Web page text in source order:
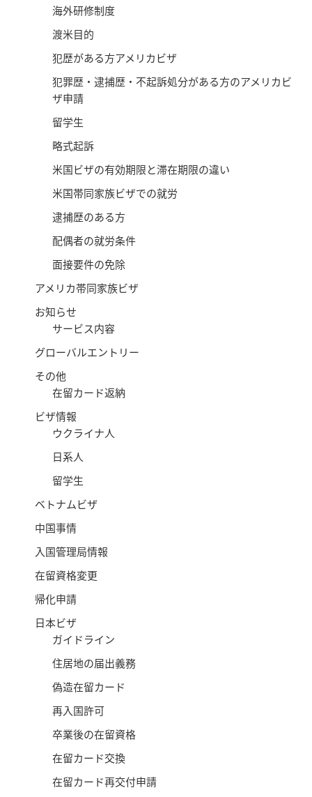
海外研修制度
渡米目的
犯歴がある方アメリカビザ
犯罪歴・逮捕歴・不起訴処分がある方のアメリカビ
ザ申請
留学生
略式起訴
米国ビザの有効期限と滞在期限の違い
米国帯同家族ビザでの就労
逮捕歴のある方
配偶者の就労条件
面接要件の免除
アメリカ帯同家族ビザ
お知らせ
サービス内容
グローバルエントリー
その他
在留カード返納
ビザ情報
ウクライナ人
日系人
留学生
ベトナムビザ
中国事情
入国管理局情報
在留資格変更
帰化申請
日本ビザ
ガイドライン
住居地の届出義務
偽造在留カード
再入国許可
卒業後の在留資格
在留カード交換
在留カード再交付申請